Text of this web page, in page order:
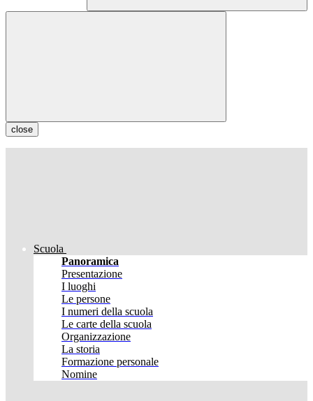
close
Scuola
Panoramica
Presentazione
I luoghi
Le persone
I numeri della scuola
Le carte della scuola
Organizzazione
La storia
Formazione personale
Nomine